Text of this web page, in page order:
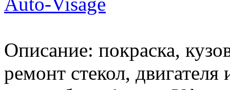
Описание: покраска,
ремонт стекол,